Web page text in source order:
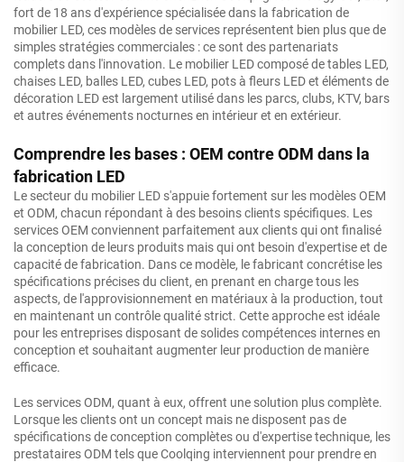
fort de 18 ans d'expérience spécialisée dans la fabrication de
mobilier LED, ces modèles de services représentent bien plus que de
simples stratégies commerciales : ce sont des partenariats
complets dans l'innovation. Le mobilier LED composé de tables LED,
chaises LED, balles LED, cubes LED, pots à fleurs LED et éléments de
décoration LED est largement utilisé dans les parcs, clubs, KTV, bars
et autres événements nocturnes en intérieur et en extérieur.
Comprendre les bases : OEM contre ODM dans la
fabrication LED
Le secteur du mobilier LED s'appuie fortement sur les modèles OEM
et ODM, chacun répondant à des besoins clients spécifiques. Les
services OEM conviennent parfaitement aux clients qui ont finalisé
la conception de leurs produits mais qui ont besoin d'expertise et de
capacité de fabrication. Dans ce modèle, le fabricant concrétise les
spécifications précises du client, en prenant en charge tous les
aspects, de l'approvisionnement en matériaux à la production, tout
en maintenant un contrôle qualité strict. Cette approche est idéale
pour les entreprises disposant de solides compétences internes en
conception et souhaitant augmenter leur production de manière
efficace.
Les services ODM, quant à eux, offrent une solution plus complète.
Lorsque les clients ont un concept mais ne disposent pas de
spécifications de conception complètes ou d'expertise technique, les
prestataires ODM tels que Coolqing interviennent pour prendre en